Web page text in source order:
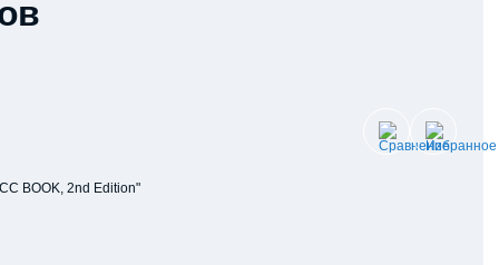
BOOK, 2nd Edition"